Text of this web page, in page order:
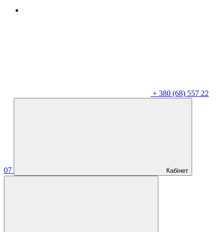
+ 380 (68) 557 22
07 Кабінет